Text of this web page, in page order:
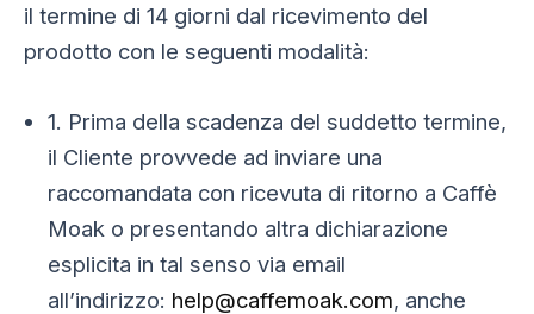
il termine di 14 giorni dal ricevimento del
prodotto con le seguenti modalità:
1. Prima della scadenza del suddetto termine,
il Cliente provvede ad inviare una
raccomandata con ricevuta di ritorno a Caffè
Moak o presentando altra dichiarazione
esplicita in tal senso via email
all’indirizzo: help@caffemoak.com, anche